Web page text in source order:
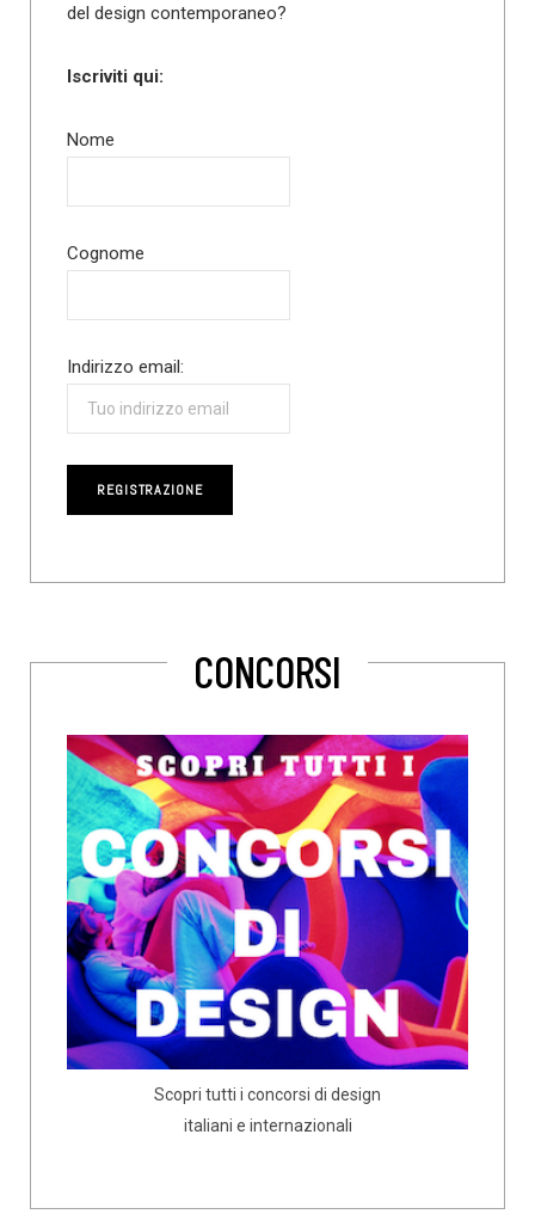
del design contemporaneo?
Iscriviti qui:
Nome
Cognome
Indirizzo email:
CONCORSI
Scopri tutti i concorsi di design
italiani e internazionali